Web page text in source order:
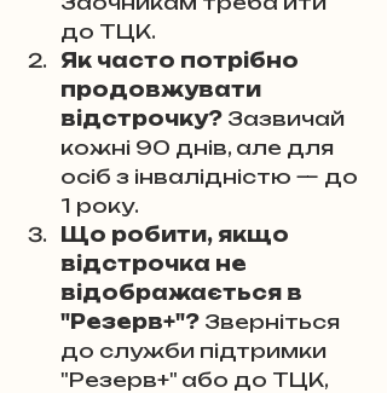
до ТЦК.
Як часто потрібно
продовжувати
відстрочку? Зазвичай
кожні 90 днів, але для
осіб з інвалідністю — до
1 року.
Що робити, якщо
відстрочка не
відображається в
"Резерв+"? Зверніться
до служби підтримки
"Резерв+" або до ТЦК,